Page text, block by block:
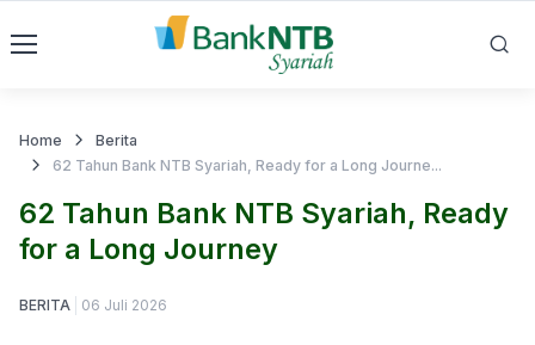
Home
Berita
62 Tahun Bank NTB Syariah, Ready for a Long Journe...
62 Tahun Bank NTB Syariah, Ready
for a Long Journey
BERITA 06 Juli 2026